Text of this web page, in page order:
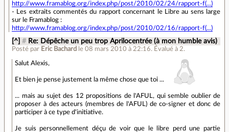
http://www.framablog.org/index.php/post/2010/02/24/rapport-f(...)
- Les extraits commentés du rapport concernant le Libre au sens large
sur le Framablog :
http://www.framablog.org/index.php/post/2010/02/16/rapport-f(...)
[^] # Re: Dépêche un peu trop Aprilocentrée (à mon humble avis)
Posté par Eric Bachard le 08 mars 2010 à 22:16. Évalué à 2.
Salut Alexis,
Et bien je pense justement la même chose que toi ...
... mais au sujet des 12 propositions de l'AFUL, qui semble oublier de
proposer à des acteurs (membres de l'AFUL) de co-signer et donc de
participer à ce type d'initiative.
Je suis personnellement déçu de voir que le libre perd une partie